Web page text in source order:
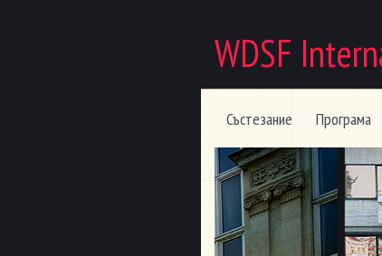
WDSF
Състезание Програма